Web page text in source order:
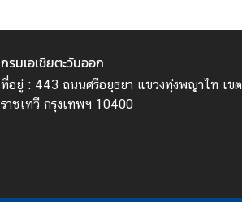
กรมเอเชียตะวันออก
ที่อยู่ : 443 ถนนศรีอยุธยา แขวงทุ่งพญาไท เขต
ราชเทวี กรุงเทพฯ 10400